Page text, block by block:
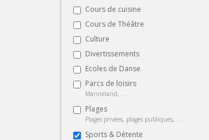
Cours de cuisine
Cours de Théâtre
Culture
Divertissements
Ecoles de Danse
Parcs de loisirs
Marineland, ...
Plages
Plages privées, plages publiques, ...
Sports & Détente